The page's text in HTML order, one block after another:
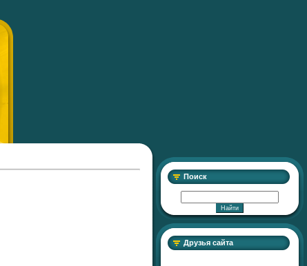
Поиск
Друзья сайта